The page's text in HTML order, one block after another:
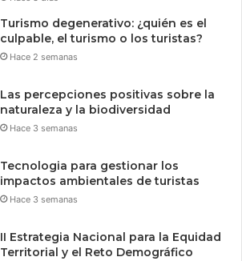
Turismo degenerativo: ¿quién es el
culpable, el turismo o los turistas?
Hace 2 semanas
Las percepciones positivas sobre la
naturaleza y la biodiversidad
Hace 3 semanas
Tecnologia para gestionar los
impactos ambientales de turistas
Hace 3 semanas
II Estrategia Nacional para la Equidad
Territorial y el Reto Demográfico